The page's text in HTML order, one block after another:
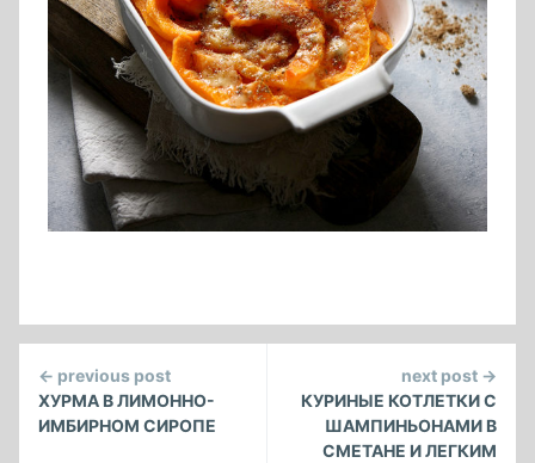
Continue
Reading
← previous post
ХУРМА В ЛИМОННО-
ИМБИРНОМ СИРОПЕ
next post →
КУРИНЫЕ КОТЛЕТКИ С
ШАМПИНЬОНАМИ В
СМЕТАНЕ И ЛЕГКИМ